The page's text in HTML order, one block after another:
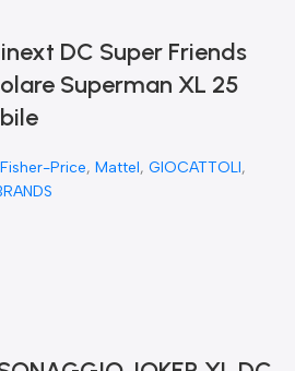
DC Super Friends
Superman XL 25
Fisher-Price, Mattel, GIOCATTOLI,